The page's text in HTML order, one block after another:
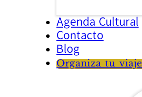
Agenda Cultural
Contacto
Blog
Organiza tu viaje